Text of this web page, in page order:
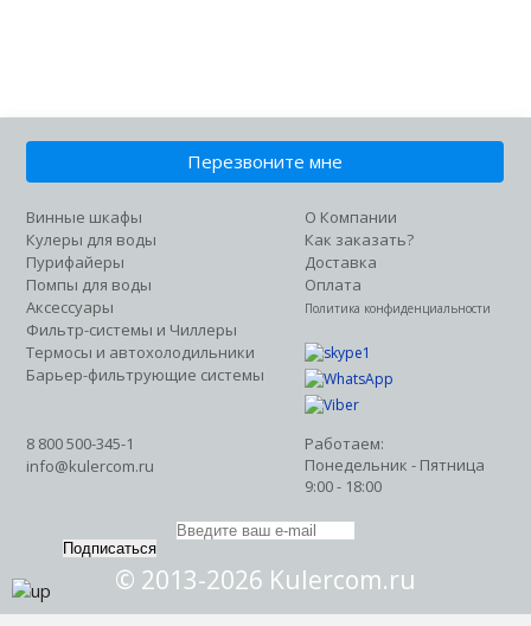
Перезвоните мне
Винные шкафы
Кулеры для воды
Пурифайеры
Помпы для воды
Аксессуары
Фильтр-системы и Чиллеры
Термосы и автохолодильники
Барьер-фильтрующие системы
О Компании
Как заказать?
Доставка
Оплата
Политика конфиденциальности
8 800 500-345-1
info@kulercom.ru
Работаем:
Понедельник - Пятница
9:00 - 18:00
Подписаться
© 2013-2026 Kulercom.ru